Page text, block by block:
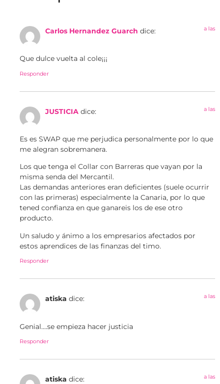
Carlos Hernandez Guarch dice: a las
Que dulce vuelta al cole¡¡¡
Responder
JUSTICIA dice: a las
Es es SWAP que me perjudica personalmente por lo que
me alegran sobremanera.
Los que tenga el Collar con Barreras que vayan por la
misma senda del Mercantil.
Las demandas anteriores eran deficientes (suele ocurrir
con las primeras) especialmente la Canaria, por lo que
tened confianza en que ganareis los de ese otro
producto.
Un saludo y ánimo a los empresarios afectados por
estos aprendices de las finanzas del timo.
Responder
atiska dice: a las
Genial….se empieza hacer justicia
Responder
atiska dice: a las